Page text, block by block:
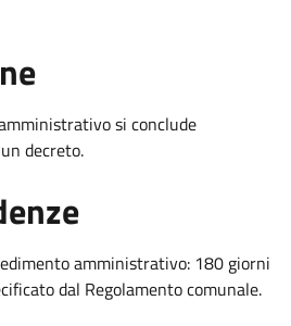
si conclude
decreto.
amministrativo: 180 giorni
dal Regolamento comunale.